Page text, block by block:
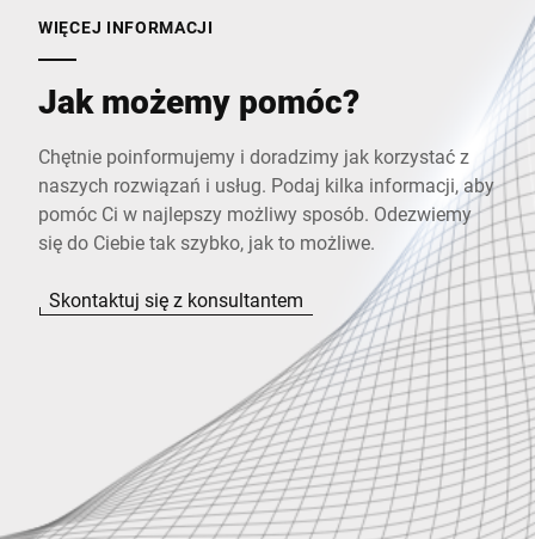
WIĘCEJ INFORMACJI
Jak możemy pomóc?
Chętnie poinformujemy i doradzimy jak korzystać z
naszych rozwiązań i usług. Podaj kilka informacji, aby
pomóc Ci w najlepszy możliwy sposób. Odezwiemy
się do Ciebie tak szybko, jak to możliwe.
Skontaktuj się z konsultantem